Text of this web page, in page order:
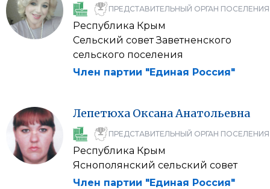
ПРЕДСТАВИТЕЛЬНЫЙ ОРГАН ПОСЕЛЕНИЯ
Республика Крым
Сельский совет Заветненского
сельского поселения
Член партии "Единая Россия"
Лепетюха ОксанаАнатольевна
ПРЕДСТАВИТЕЛЬНЫЙ ОРГАН ПОСЕЛЕНИЯ
Республика Крым
Яснополянский сельский совет
Член партии "Единая Россия"